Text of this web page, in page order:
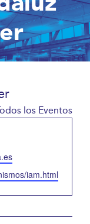
los Eventos
iam.html